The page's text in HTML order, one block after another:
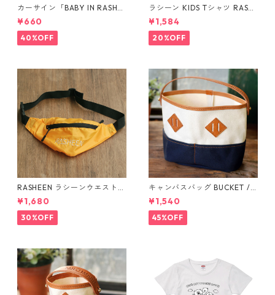
カーサイン「BABY IN RASHE
EN」「BABY ON BOARD」Ill
ustration by 鈴木裕之
¥660
40%OFF
ラシーン KIDS Tシャツ RASH
EEN
¥1,584
20%OFF
RASHEEN ラシーンウエストポ
ーチ YELLOW
¥1,680
30%OFF
キャンバスバッグ BUCKET /
なんでも入るおしゃれなキャ
¥1,540
45%OFF